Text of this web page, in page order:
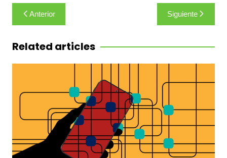
Navegación
de
entradas
Anterior Siguiente
Related articles